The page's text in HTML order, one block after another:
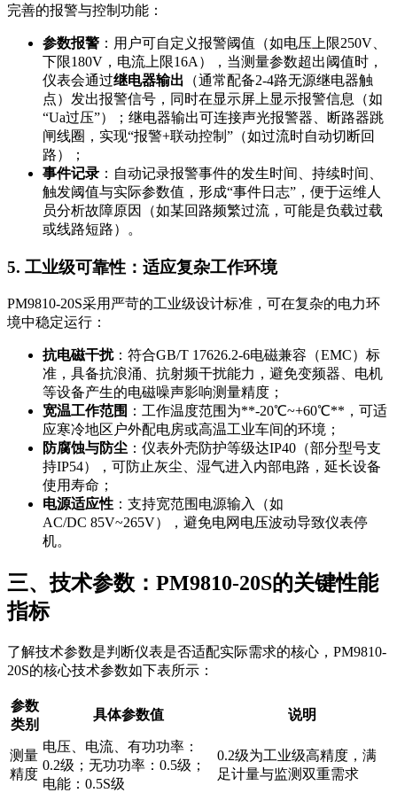
完善的报警与控制功能：
参数报警 ：用户可自定义报警阈值（如电压上限250V、
下限180V，电流上限16A），当测量参数超出阈值时，
仪表会通过继电器输出 （通常配备2-4路无源继电器触
点）发出报警信号，同时在显示屏上显示报警信息（如
“Ua过压”）；继电器输出可连接声光报警器、断路器跳
闸线圈，实现“报警+联动控制”（如过流时自动切断回
路）；
事件记录 ：自动记录报警事件的发生时间、持续时间、
触发阈值与实际参数值，形成“事件日志”，便于运维人
员分析故障原因（如某回路频繁过流，可能是负载过载
或线路短路）。
5. 工业级可靠性：适应复杂工作环境
PM9810-20S采用严苛的工业级设计标准，可在复杂的电力环
境中稳定运行：
抗电磁干扰：符合GB/T 17626.2-6电磁兼容（EMC）标
准，具备抗浪涌、抗射频干扰能力，避免变频器、电机
等设备产生的电磁噪声影响测量精度；
宽温工作范围 ：工作温度范围为**-20℃~+60℃**，可适
应寒冷地区户外配电房或高温工业车间的环境；
防腐蚀与防尘 ：仪表外壳防护等级达IP40（部分型号支
持IP54），可防止灰尘、湿气进入内部电路，延长设备
使用寿命；
电源适应性 ：支持宽范围电源输入（如
AC/DC 85V~265V），避免电网电压波动导致仪表停
机。
三、技术参数：PM9810-20S的关键性能
指标
了解技术参数是判断仪表是否适配实际需求的核心，PM9810-
20S的核心技术参数如下表所示：
参数
类别
具体参数值 说明
测量
精度
电压、电流、有功功率：
0.2级；无功功率：0.5级；
电能：0.5S级
0.2级为工业级高精度，满
足计量与监测双重需求